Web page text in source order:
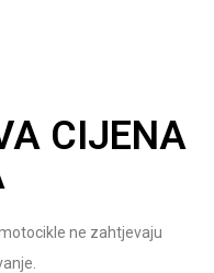
CIJENA
ne zahtjevaju